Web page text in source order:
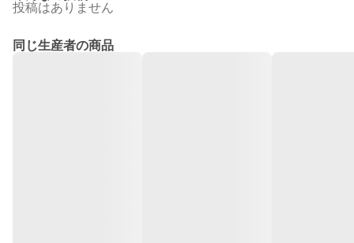
投稿はありません
同じ生産者の商品